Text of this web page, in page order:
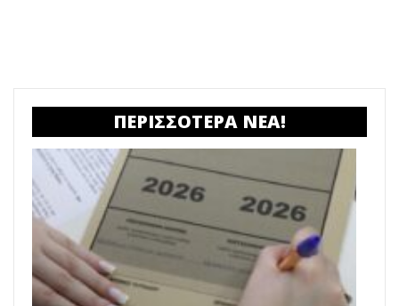
ΠΕΡΙΣΣΟΤΕΡΑ ΝΕΑ!